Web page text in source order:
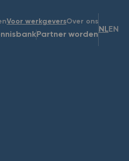
Voor werkgeversOver ons
Partner worden
EN
NL